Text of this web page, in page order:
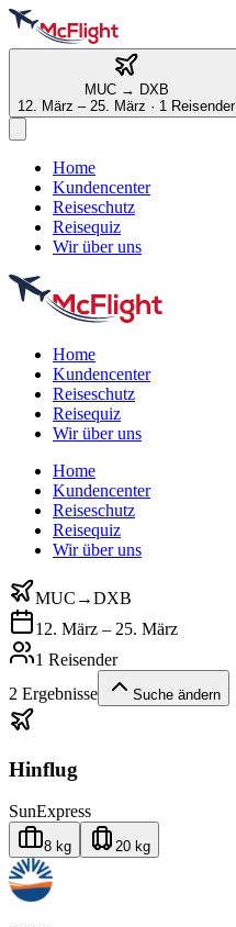
MUC→ DXB
12. März – 25. März · 1 Reisender
Home
Kundencenter
Reiseschutz
Reisequiz
Wir über uns
Home
Kundencenter
Reiseschutz
Reisequiz
Wir über uns
Home
Kundencenter
Reiseschutz
Reisequiz
Wir über uns
MUC →DXB
12. März – 25. März
1 Reisender
2 Ergebnisse Suche ändern
Hinflug
SunExpress
8 kg 20 kg